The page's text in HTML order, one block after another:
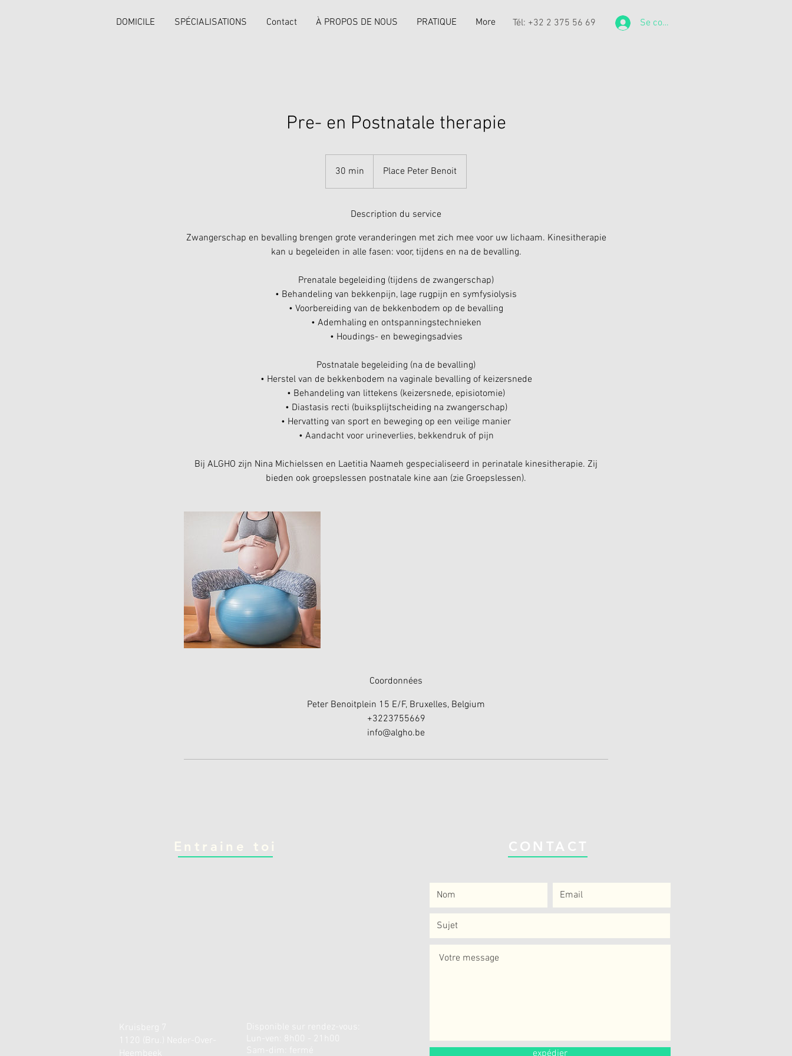
DOMICILE SPÉCIALISATIONS Contact À PROPOS DE NOUS PRATIQUE More Tél: +32 2 375 56 69 Se connecter
Pre- en Postnatale therapie
30 min
0
i
Place Peter Benoit
Description du service
Zwangerschap en bevalling brengen grote veranderingen met zich mee voor uw lichaam. Kinesitherapie
kan u begeleiden in alle fasen: voor, tijdens en na de bevalling.
Prenatale begeleiding (tijdens de zwangerschap)
• Behandeling van bekkenpijn, lage rugpijn en symfysiolysis
• Voorbereiding van de bekkenbodem op de bevalling
• Ademhaling en ontspanningstechnieken
• Houdings- en bewegingsadvies
Postnatale begeleiding (na de bevalling)
• Herstel van de bekkenbodem na vaginale bevalling of keizersnede
• Behandeling van littekens (keizersnede, episiotomie)
• Diastasis recti (buiksplijtscheiding na zwangerschap)
• Hervatting van sport en beweging op een veilige manier
• Aandacht voor urineverlies, bekkendruk of pijn
Bij ALGHO zijn Nina Michielssen en Laetitia Naameh gespecialiseerd in perinatale kinesitherapie. Zij
Coordonnées
Peter Benoitplein 15 E/F, Bruxelles, Belgium
+3223755669
info@algho.be
Entraine toi
Kruisberg 7
1120 (Bru.) Neder-Over-
Disponible sur rendez-vous:
Lun-ven: 8h00 - 21h00
Sam-dim: fermé
CONTACT
expédier